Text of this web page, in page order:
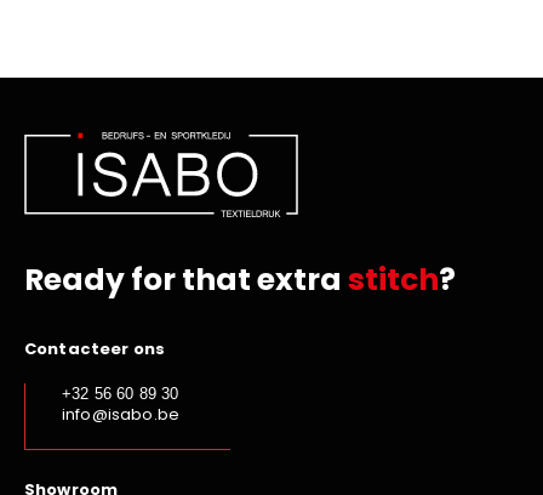
Ready for that extra stitch?
Contacteer ons
+32 56 60 89 30
info@isabo.be
Showroom